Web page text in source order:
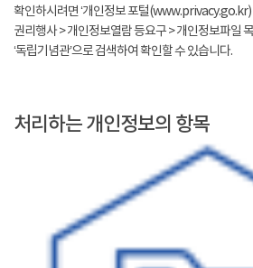
확인하시려면 ‘개인정보 포털(www.privacy.go.kr)
권리행사 > 개인정보열람 등요구 > 개인정보파일
‘독립기념관’으로 검색하여 확인할 수 있습니다.
처리하는 개인정보의 항목